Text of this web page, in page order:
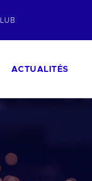
ACTUALITÉS